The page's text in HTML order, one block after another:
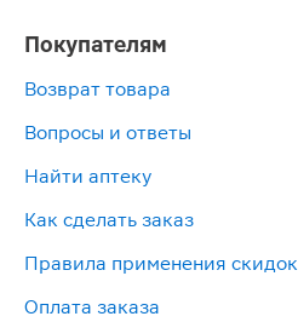
Покупателям
Возврат товара
Вопросы и ответы
Найти аптеку
Как сделать заказ
Правила применения скидок
Оплата заказа